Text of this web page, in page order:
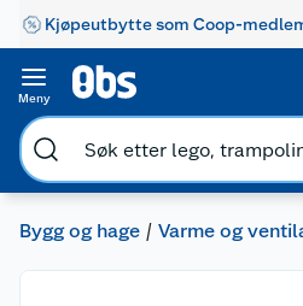
Kjøpeutbytte som Coop-
Meny
Bygg og hage Varme og